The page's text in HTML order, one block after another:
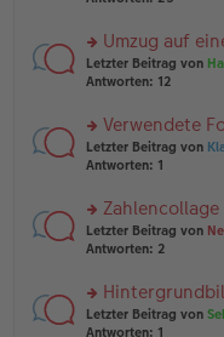
tr
a
g
el
e
n
er
tr
a
g
n
g
el
e
n
er
tr
a
g
rs
te
n
g
el
e
n
er
tr
a
Umzug auf
Letzter Beitrag von
Antworten: 12
rs
te
n
g
el
e
n
er
Verwendete
Letzter Beitrag von
Antworten: 1
rs
te
n
g
Zahlencollage
Letzter Beitrag von
Antworten: 2
rs
te
Letzter Beitrag von
Antworten: 1